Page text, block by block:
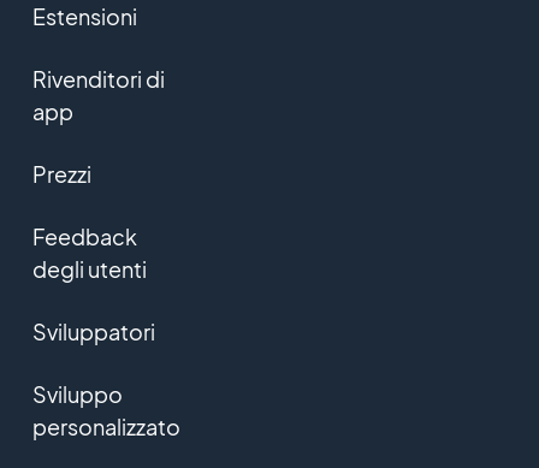
Estensioni
Rivenditori di
app
Prezzi
Feedback
degli utenti
Sviluppatori
Sviluppo
personalizzato